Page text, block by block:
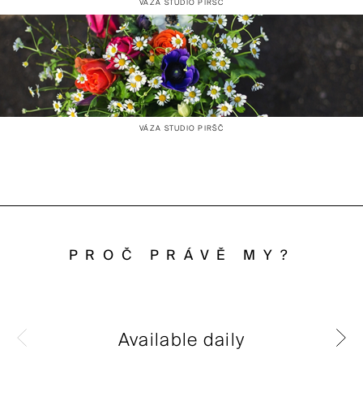
VÁZA STUDIO PIRŠČ
VÁZA STUDIO PIRŠČ
PROČ PRÁVĚ MY?
Available daily